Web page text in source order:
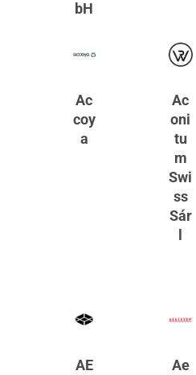
bH
Ac
coy
a
Ac
oni
tu
m
Swi
ss
Sár
AE
Ae